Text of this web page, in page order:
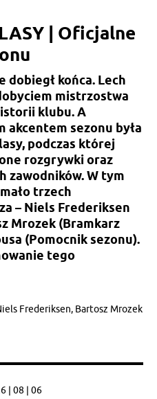
| Oficjalne
dobiegł końca. Lech
mistrzostwa
klubu. A
sezonu była
podczas której
rozgrywki oraz
zawodników. W tym
trzech
– Niels Frederiksen
Mrozek (Bramkarz
(Pomocnik sezonu).
tego
Frederiksen, Bartosz Mrozek
| 08 | 06